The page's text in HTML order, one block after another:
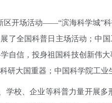
开场活动——“滨海科学城”
了全国科普日主场活动；中
自信，投身祖国科技创新
研大国重器；中国科学院工
校、企业等科普力量开展多